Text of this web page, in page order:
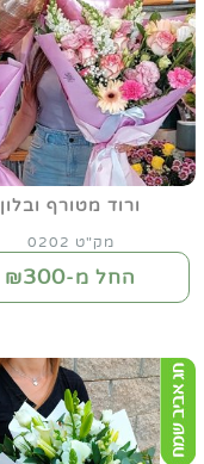
ורוד מטורף ובלון
מק"ט 0202
החל מ-₪300